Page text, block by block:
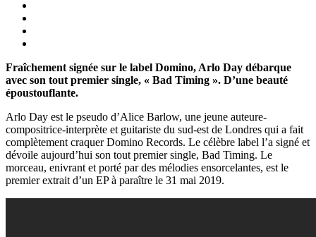
Fraîchement signée sur le label Domino, Arlo Day débarque
avec son tout premier single, « Bad Timing ». D’une beauté
époustouflante.
Arlo Day est le pseudo d’Alice Barlow, une jeune auteure-
compositrice-interprète et guitariste du sud-est de Londres qui a fait
complètement craquer Domino Records. Le célèbre label l’a signé et
dévoile aujourd’hui son tout premier single, Bad Timing. Le
morceau, enivrant et porté par des mélodies ensorcelantes, est le
premier extrait d’un EP à paraître le 31 mai 2019.